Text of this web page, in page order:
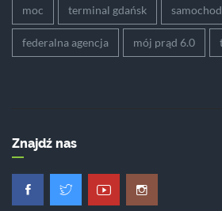
moc terminal gdańsk
federalna agencja mój prąd 6.0
Znajdź nas